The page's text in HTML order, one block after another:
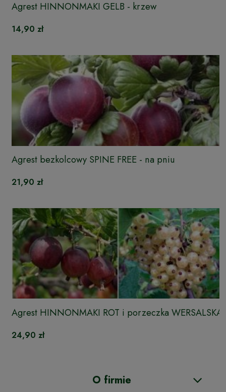
Agrest HINNONMAKI GELB - krzew
14,90 zł
Agrest bezkolcowy SPINE FREE - na pniu
21,90 zł
Agrest HINNONMAKI ROT i porzeczka WERSALSKA
DUO
24,90 zł
O firmie